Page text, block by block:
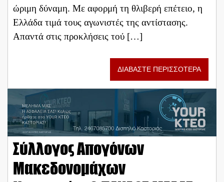
ώριμη δύναμη. Με αφορμή τη θλιβερή επέτειο, η
Ελλάδα τιμά τους αγωνιστές της αντίστασης.
Απαντά στις προκλήσεις τού […]
ΔΙΑΒΑΣΤΕ ΠΕΡΙΣΣΟΤΕΡΑ
Σύλλογος Απογόνων
Μακεδονομάχων